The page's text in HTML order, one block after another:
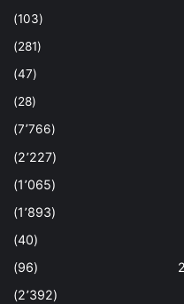
(103)
(281)
(47)
(28)
(7٬766)
(2٬227)
(1٬065)
(1٬893)
(40)
(96)
(2٬392)